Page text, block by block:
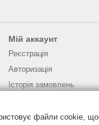
Мій аккаунт
Реєстрація
Авторизація
Історія замовлень
файли cookie,